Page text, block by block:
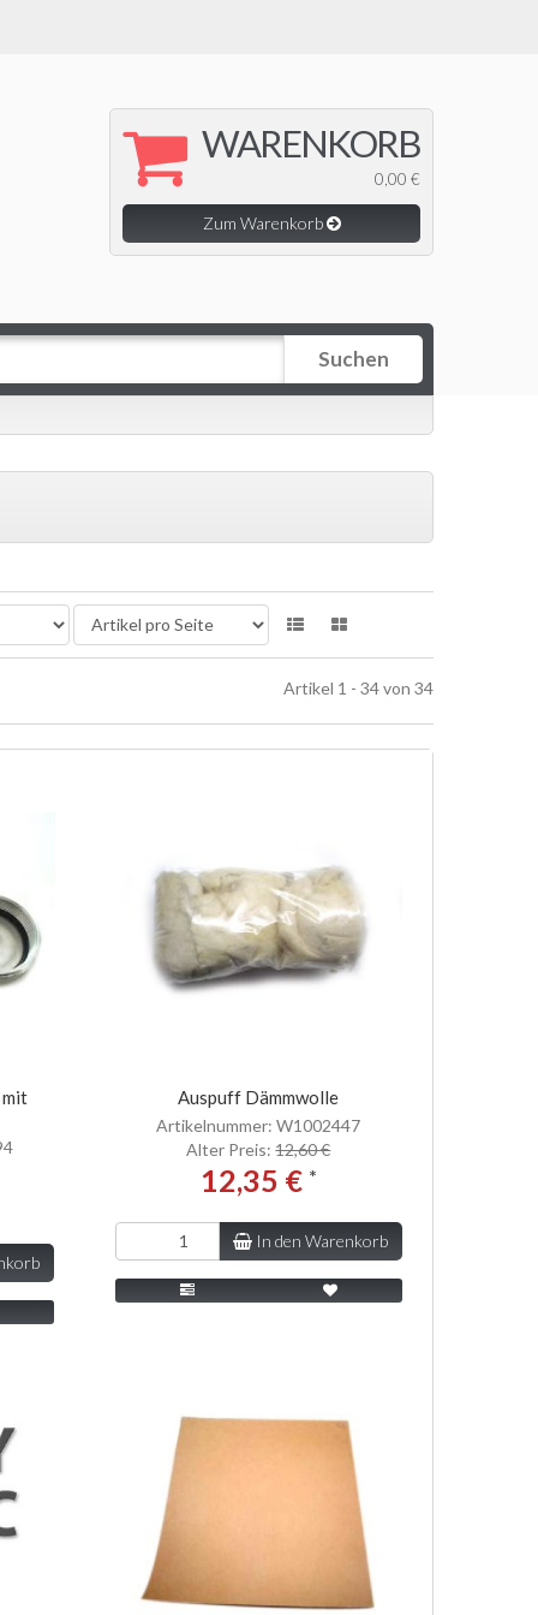
WARENKORB
0,00 €
Zum Warenkorb
Suchen
Artikel 1 - 34 von 34
mit Auspuff Dämmwolle
Artikelnummer: W1002447
Alter Preis:12,60 €
12,35 € *
In den Warenkorb